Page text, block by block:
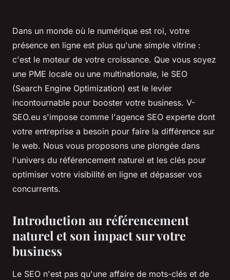
Dans un monde où le numérique est roi, votre
présence en ligne est plus qu'une simple vitrine :
c'est le moteur de votre croissance. Que vous soyez
une PME locale ou une multinationale, le SEO
(Search Engine Optimization) est le levier
incontournable pour booster votre business. V-
SEO.eu s'impose comme l'agence SEO experte dont
votre entreprise a besoin pour faire la différence sur
le web. Nous vous proposons une plongée dans
l'univers du référencement naturel et les clés pour
optimiser votre visibilité en ligne et dépasser vos
concurrents.
Introduction au référencement
naturel et son impact sur votre
business
Le SEO n'est pas qu'une affaire de mots-clés et de